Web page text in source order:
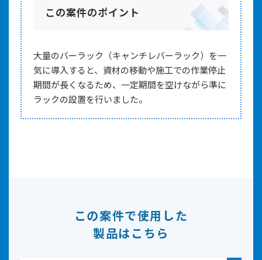
この案件のポイント
大量のバーラック（キャンチレバーラック）を一
気に導入すると、資材の移動や施工での作業停止
期間が長くなるため、一定期間を空けながら準に
ラックの設置を行いました。
この案件で使用した
製品はこちら